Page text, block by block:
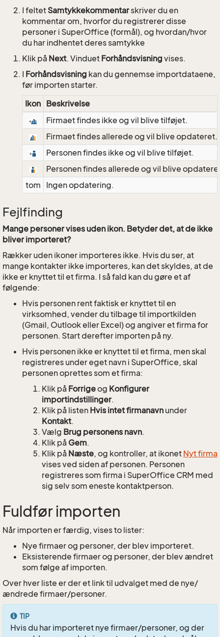
I feltet Samtykkekommentarskriver du en
kommentar om, hvorfor du registrerer disse
personer i SuperOffice (formål), og hvordan/hvor
du har indhentet deres samtykke
Klik på Next. Vinduet Forhåndsvisning vises.
I Forhåndsvisning kan du gennemse importdataene,
før importen starter.
Ikon Beskrivelse
Firmaet findes ikke og vil blive tilføjet.
Firmaet findes allerede og vil blive opdateret.
Personen findes ikke og vil blive tilføjet.
Personen findes allerede og vil blive
tom
Ingen opdatering.
Fejlfinding
Mange personer vises uden ikon. Betyder det, at de ikke
bliver importeret?
Rækker uden ikoner importeres ikke. Hvis du ser, at
mange kontakter ikke importeres, kan det skyldes, at de
ikke er knyttet til et firma. I så fald kan du gøre et af
følgende:
Hvis personen rent faktisk er knyttet til en
virksomhed, vender du tilbage til importkilden
(Gmail, Outlook eller Excel) og angiver et firma for
personen. Start derefter importen på ny.
Hvis personen ikke er knyttet til et firma, men skal
registreres under eget navn i SuperOffice, skal
personen oprettes som et firma:
Klik på Forrigeog Konfigurer
importindstillinger.
Klik på listen Hvis intet firmanavn under
Kontakt.
Vælg Brug personens navn.
Klik på Gem.
Klik på Næste, og kontroller, at ikonet Nyt firma
vises ved siden af personen. Personen
registreres som firma i SuperOffice CRM med
sig selv som eneste kontaktperson.
Fuldfør importen
Når importen er færdig, vises to lister:
Nye firmaer og personer, der blev importeret.
Eksisterende firmaer og personer, der blev ændret
som følge af importen.
Over hver liste er der et link til udvalget med de nye/
ændrede firmaer/personer.
TIP
Hvis du har importeret nye firmaer/personer, og der